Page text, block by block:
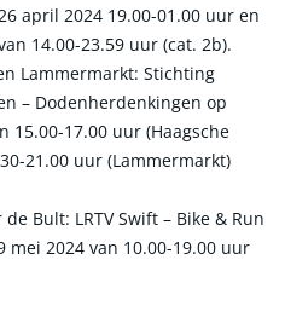
april 2024 19.00-01.00 uur en
14.00-23.59 uur (cat. 2b).
Lammermarkt: Stichting
– Dodenherdenkingen op
15.00-17.00 uur (Haagsche
21.00 uur (Lammermarkt)
Bult: LRTV Swift – Bike & Run
mei 2024 van 10.00-19.00 uur